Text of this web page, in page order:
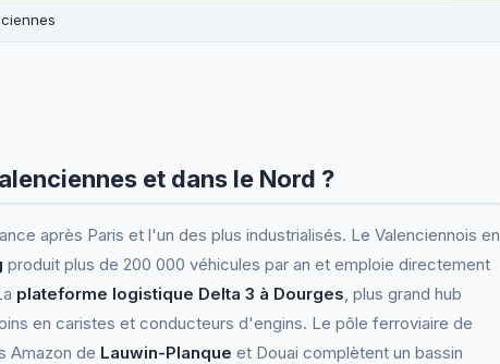
et dans le Nord ?
après Paris et l'un des plus industrialisés. Le Valenciennois en
produit plus de 200 000 véhicules par an et emploie directement
plateforme logistique Delta 3 à Dourges , plus grand hub
en caristes et conducteurs d'engins. Le pôle ferroviaire de
Amazon de Lauwin-Planque et Douai complètent un bassin